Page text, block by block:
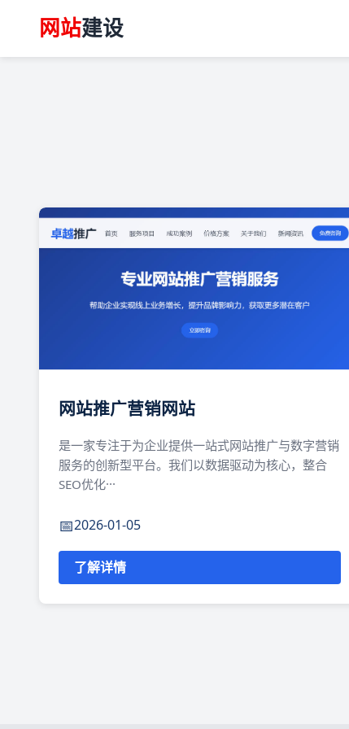
网站建设
网站推广营销网站
是一家专注于为企业提供一站式网站推广与数字营销
服务的创新型平台。我们以数据驱动为核心，整合
SEO优化···
2026-01-05
了解详情